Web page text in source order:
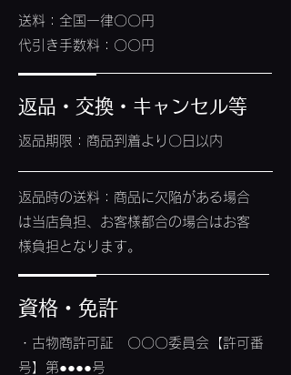
送料：全国一律〇〇円
代引き手数料：〇〇円
返品・交換・キャンセル等
返品期限：商品到着より〇日以内
返品時の送料：商品に欠陥がある場合
は当店負担、お客様都合の場合はお客
様負担となります。
資格・免許
・古物商許可証 〇〇〇委員会【許可番
号】第●●●●号